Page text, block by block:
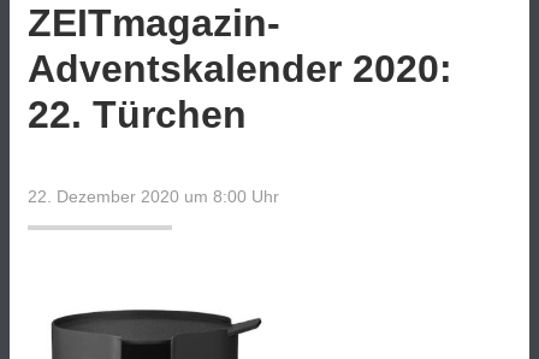
ZEITmagazin-
Adventskalender 2020:
22. Türchen
22. Dezember 2020 um 8:00 Uhr